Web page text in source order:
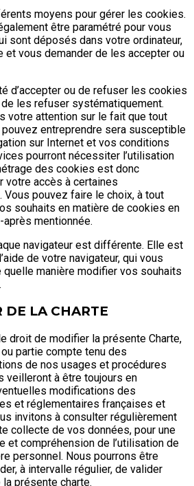
moyens pour gérer les cookies.
être paramétré pour vous
sont déposés dans votre ordinateur,
et vous demander de les accepter ou
d’accepter ou de refuser les cookies
les refuser systématiquement.
votre attention sur le fait que tout
entreprendre sera susceptible
sur Internet et vos conditions
pourront nécessiter l’utilisation
des cookies est donc
votre accès à certaines
pouvez faire le choix, à tout
souhaits en matière de cookies en
mentionnée.
navigateur est différente. Elle est
de votre navigateur, qui vous
manière modifier vos souhaits
DE LA CHARTE
droit de modifier la présente Charte,
partie compte tenu des
de nos usages et procédures
veilleront à être toujours en
modifications des
et réglementaires françaises et
invitons à consulter régulièrement
collecte de vos données, pour une
et compréhension de l’utilisation de
personnel. Nous pourrons être
à intervalle régulier, de valider
présente charte.